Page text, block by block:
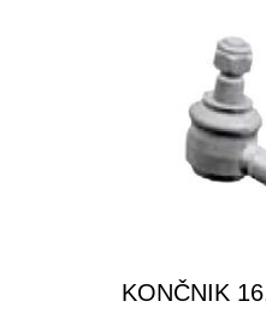
KONČNIK